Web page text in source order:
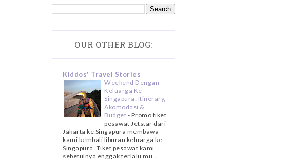
OUR OTHER BLOG:
Kiddos' Travel Stories
Weekend Dengan
Keluarga Ke
Singapura: Itinerary,
Akomodasi &
Budget - Promo tiket
pesawat Jetstar dari
Jakarta ke Singapura membawa
kami kembali liburan keluarga ke
Singapura. Tiket pesawat kami
sebetulnya enggak terlalu mu...